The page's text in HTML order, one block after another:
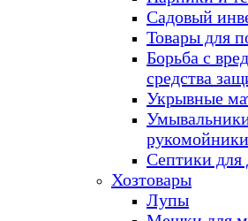
Садовый
Товары для
Борьба с
средства
Укрывные
рукомойники
Септики для
Хозтовары
Лупы